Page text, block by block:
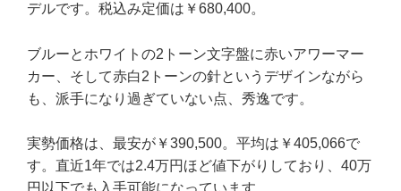
デルです。税込み定価は￥680,400。
ブルーとホワイトの2トーン文字盤に赤いアワーマー
カー、そして赤白2トーンの針というデザインながら
も、派手になり過ぎていない点、秀逸です。
実勢価格は、最安が￥390,500。平均は￥405,066で
す。直近1年では2.4万円ほど値下がりしており、40万